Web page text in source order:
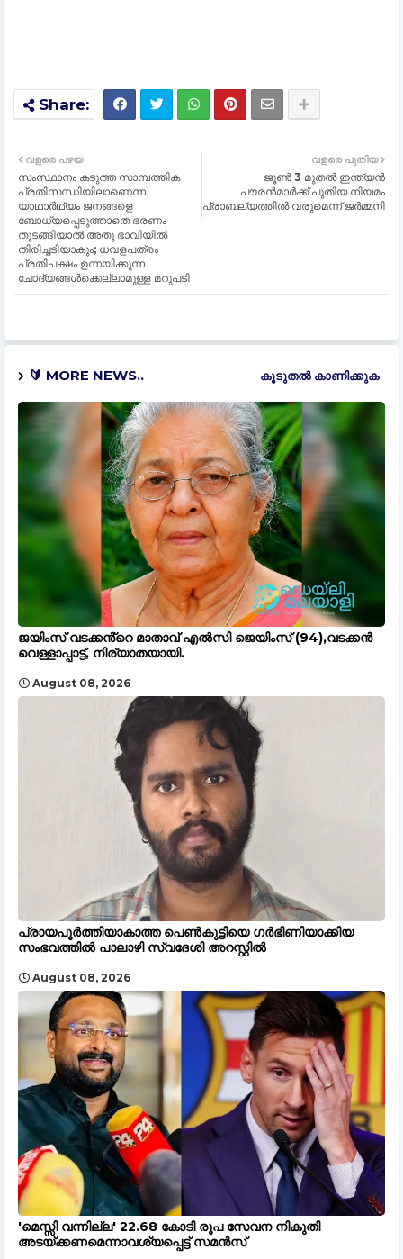
വളരെ പുതിയ
ജൂൺ 3 മുതൽ ഇന്ത്യൻ
പൗരൻമാർക്ക് പുതിയ നിയമം
പ്രാബല്യത്തിൽ വരുമെന്ന് ജർമ്മനി
വളരെ പഴയ
സംസ്ഥാനം കടുത്ത സാമ്പത്തിക
പ്രതിസന്ധിയിലാണെന്ന
യാഥാര്‍ഥ്യം ജനങ്ങളെ
ബോധ്യപ്പെടുത്താതെ ഭരണം
തുടങ്ങിയാല്‍ അതു ഭാവിയില്‍
തിരിച്ചടിയാകും; ധവളപത്രം
പ്രതിപക്ഷം ഉന്നയിക്കുന്ന
ചോദ്യങ്ങള്‍ക്കെല്ലാമുള്ള മറുപടി
🔰 MORE NEWS.. കൂടുതൽ‍ കാണിക്കുക
ജയിംസ് വടക്കൻ്റെ മാതാവ് എൽസി ജെയിംസ് (94),വടക്കൻ
വെള്ളാപ്പാട്ട്, നിര്യാതയായി.
August 08, 2026
പ്രായപൂർത്തിയാകാത്ത പെൺകുട്ടിയെ ഗർഭിണിയാക്കിയ
സംഭവത്തിൽ പാലാഴി സ്വദേശി അറസ്റ്റിൽ
August 08, 2026
'മെസ്സി വന്നില്ല' 22.68 കോടി രൂപ സേവന നികുതി
അടയ്ക്കണമെന്നാവശ്യപ്പെട്ട് സമൻസ്